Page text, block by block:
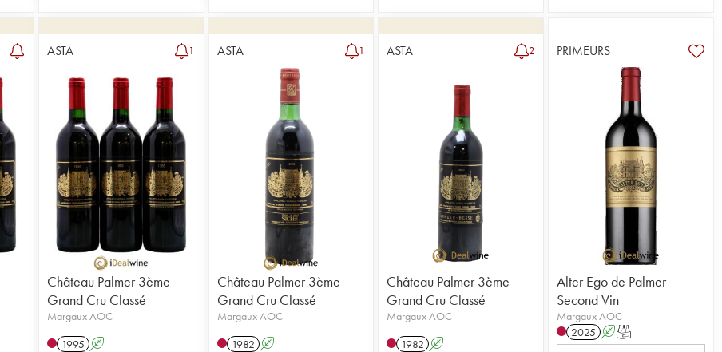
ASTA 1
Château Palmer 3ème
Grand Cru Classé
Margaux AOC
1995 A
ASTA 1
Château Palmer 3ème
Grand Cru Classé
Margaux AOC
1982 A
ASTA 2
Château Palmer 3ème
Grand Cru Classé
Margaux AOC
1982 A
PRIMEURS
Alter Ego de Palmer
Second Vin
Margaux AOC
2025 AT